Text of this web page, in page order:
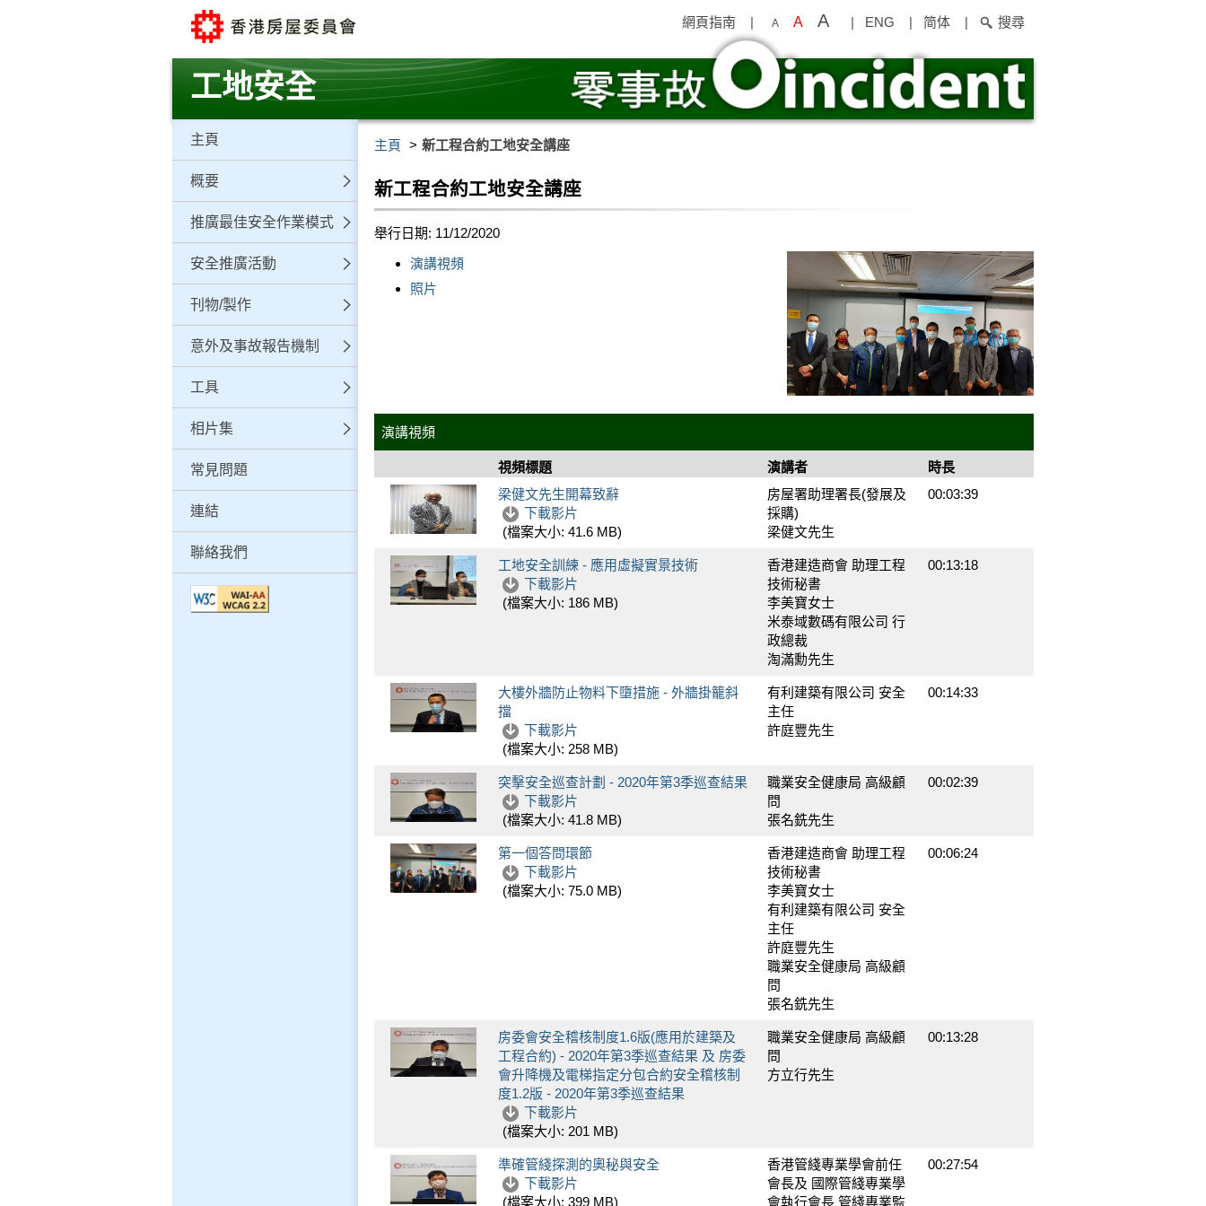
要
網頁指南 | A A A | ENG | 简体 | 搜尋
工地安全
主頁
概要
推廣最佳安全作業模式
安全推廣活動
刊物/製作
意外及事故報告機制
工具
相片集
常見問題
連結
聯絡我們
主頁 新工程合約工地安全講座
新工程合約工地安全講座
舉行日期: 11/12/2020
演講視頻
照片
演講視頻
視頻標題 演講者
時長
梁健文先生開幕致辭
房屋署助理署長(發展及
採購)
梁健文先生
00:03:39
下載影片
(檔案大小:41.6 MB)
工地安全訓練 - 應用虛擬實景技術
香港建造商會 助理工程
技術秘書
李美寶女士
米泰域數碼有限公司 行
政總裁
淘滿勳先生
00:13:18
下載影片
(檔案大小: 186 MB)
大樓外牆防止物料下墮措施 - 外牆掛籠斜
擋
有利建築有限公司 安全
主任
許庭豐先生
00:14:33
下載影片
(檔案大小: 258 MB)
突擊安全巡查計劃 - 2020年第3季巡查結果
職業安全健康局 高級顧
問
張名銑先生
00:02:39
下載影片
(檔案大小:41.8 MB)
第一個答問環節
香港建造商會 助理工程
技術秘書
李美寶女士
有利建築有限公司 安全
主任
許庭豐先生
職業安全健康局 高級顧
問
張名銑先生
00:06:24
下載影片
(檔案大小:75.0 MB)
房委會安全稽核制度1.6版(應用於建築及
工程合約) - 2020年第3季巡查結果 及 房委
會升降機及電梯指定分包合約安全稽核制
度1.2版 - 2020年第3季巡查結果
職業安全健康局 高級顧
問
方立行先生
00:13:28
下載影片
(檔案大小: 201 MB)
準確管綫探測的奧秘與安全
香港管綫專業學會前任
會長及 國際管綫專業學
會執行會長 管綫專業監
00:27:54
下載影片
(檔案大小:399 MB)